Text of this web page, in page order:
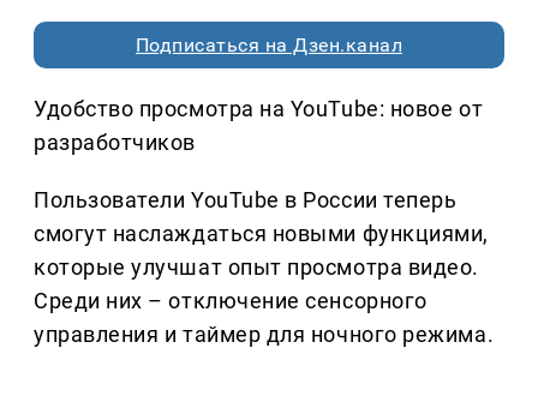
Подписаться на Дзен.канал
Удобство просмотра на YouTube: новое от
разработчиков
Пользователи YouTube в России теперь
смогут наслаждаться новыми функциями,
которые улучшат опыт просмотра видео.
Среди них – отключение сенсорного
управления и таймер для ночного режима.